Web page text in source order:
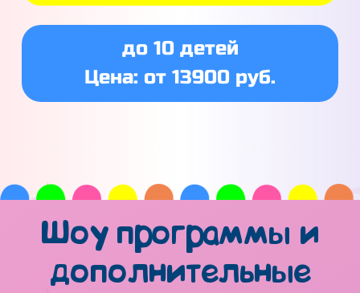
до 10 детей
Цена: от 13900 руб.
Шоу программы и
дополнительные